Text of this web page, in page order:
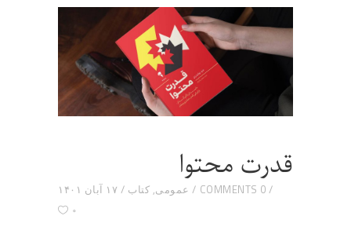
قدرت محتوا
۱۷ آبان ۱۴۰۱ عمومی, کتاب 0 COMMENTS
۰